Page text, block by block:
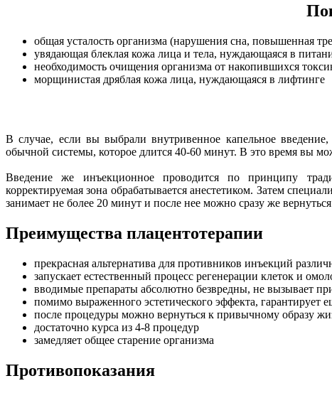
общая усталость организма (нарушения сна, повышенная
увядающая блеклая кожа лица и тела, нуждающаяся в
необходимость очищения организма от накопившихся
морщинистая дряблая кожа лица, нуждающаяся в лифтинге
В случае, если вы выбрали внутривенное капельное
обычной системы, которое длится 40-60 минут. В это время вы
Введение же инъекционное проводится по принципу
корректируемая зона обрабатывается анестетиком. Затем
занимает не более 20 минут и после нее можно сразу же
Преимущества плацентотерапии
прекрасная альтернатива для противников инъекций
запускает естественный процесс регенерации клеток и
вводимые препараты абсолютно безвредны, не вызывает
помимо выраженного эстетического эффекта,
после процедуры можно вернуться к привычному образу
достаточно курса из 4-8 процедур
замедляет общее старение организма
Противопоказания